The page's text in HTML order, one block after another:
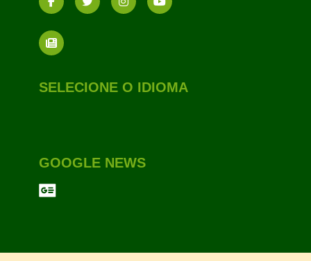
SELECIONE O IDIOMA
GOOGLE NEWS